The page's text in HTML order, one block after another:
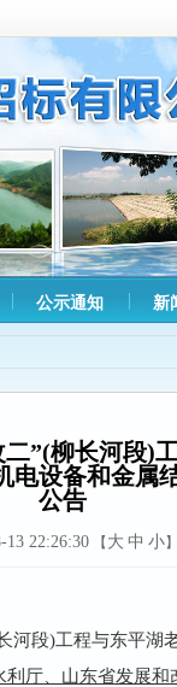
公示通知 新
”(柳长河段)
电设备和金属
公告
13 22:26:30 【 大 中 小
段)工程与东平湖
厅、山东省发展和